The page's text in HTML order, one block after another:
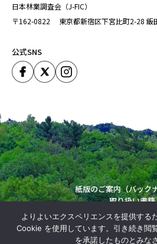
日本林業調査会（J-FIC）
〒162-0822
東京都新宿区下宮比町2-28 飯
公式SNS
紙版のご案内（バック
取り扱い書籍
運営会社
Copyright (C) Japan Forestry Investigation
よりよいエクスペリエンスを提供する
Cookie を使用しています。引き続き閲
を承諾したものとみな